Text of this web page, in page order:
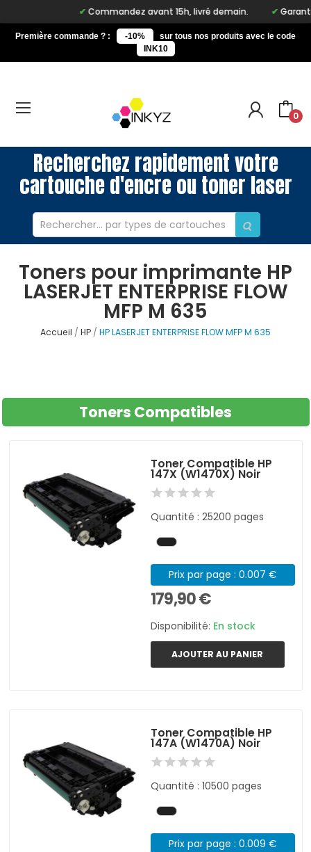
Commandez avant 15h, livré demain. Garantie
Première commande ? : -10%
sur tous nos produits avec le code
INK10
0
Recherchez rapidement votre
cartouche d'encre ou toner laser
Toners pour imprimante HP
LASERJET ENTERPRISE FLOW
MFP M 635
Accueil HP HP LASERJET ENTERPRISE FLOW MFP M 635
Toners Compatibles
Toner Compatible HP
147X (W1470X) Noir
Quantité : 25200 pages
Prix par page : 0.007 €
179,90 €
Disponibilité: En stock
AJOUTER AU PANIER
Toner Compatible HP
147A (W1470A) Noir
Quantité : 10500 pages
Prix par page : 0.009 €